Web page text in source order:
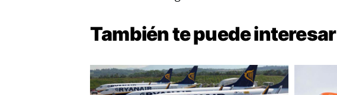
También te puede interesar